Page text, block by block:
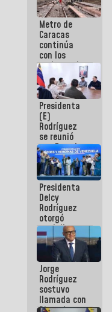
Metro de
Caracas
continúa
con los
trabajos de
mantenimiento
e inspección
en la Línea 2
Presidenta
(E)
Rodríguez
se reunió
con Estado
Mayor
Eléctrico
para
abordar
planes de
acción
Presidenta
Delcy
Rodríguez
otorgó
medalla
"Héroe de
Venezuela"
a servidores
públicos
Jorge
Rodríguez
sostuvo
llamada con